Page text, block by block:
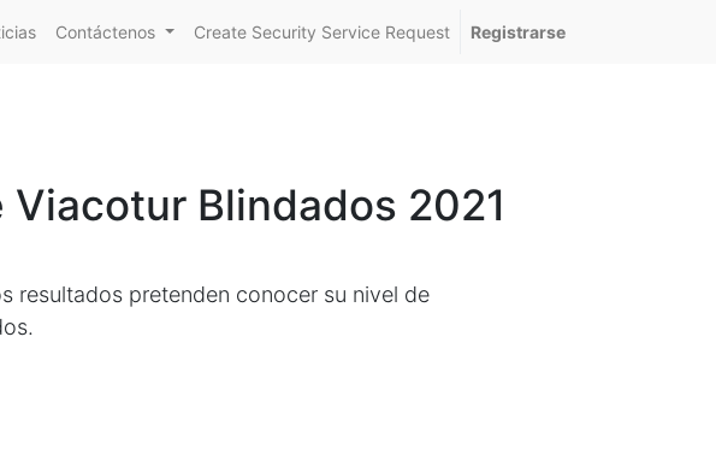
Contáctenos Create Security Service Request Registrarse
Blindados 2021
resultados pretenden conocer su nivel de